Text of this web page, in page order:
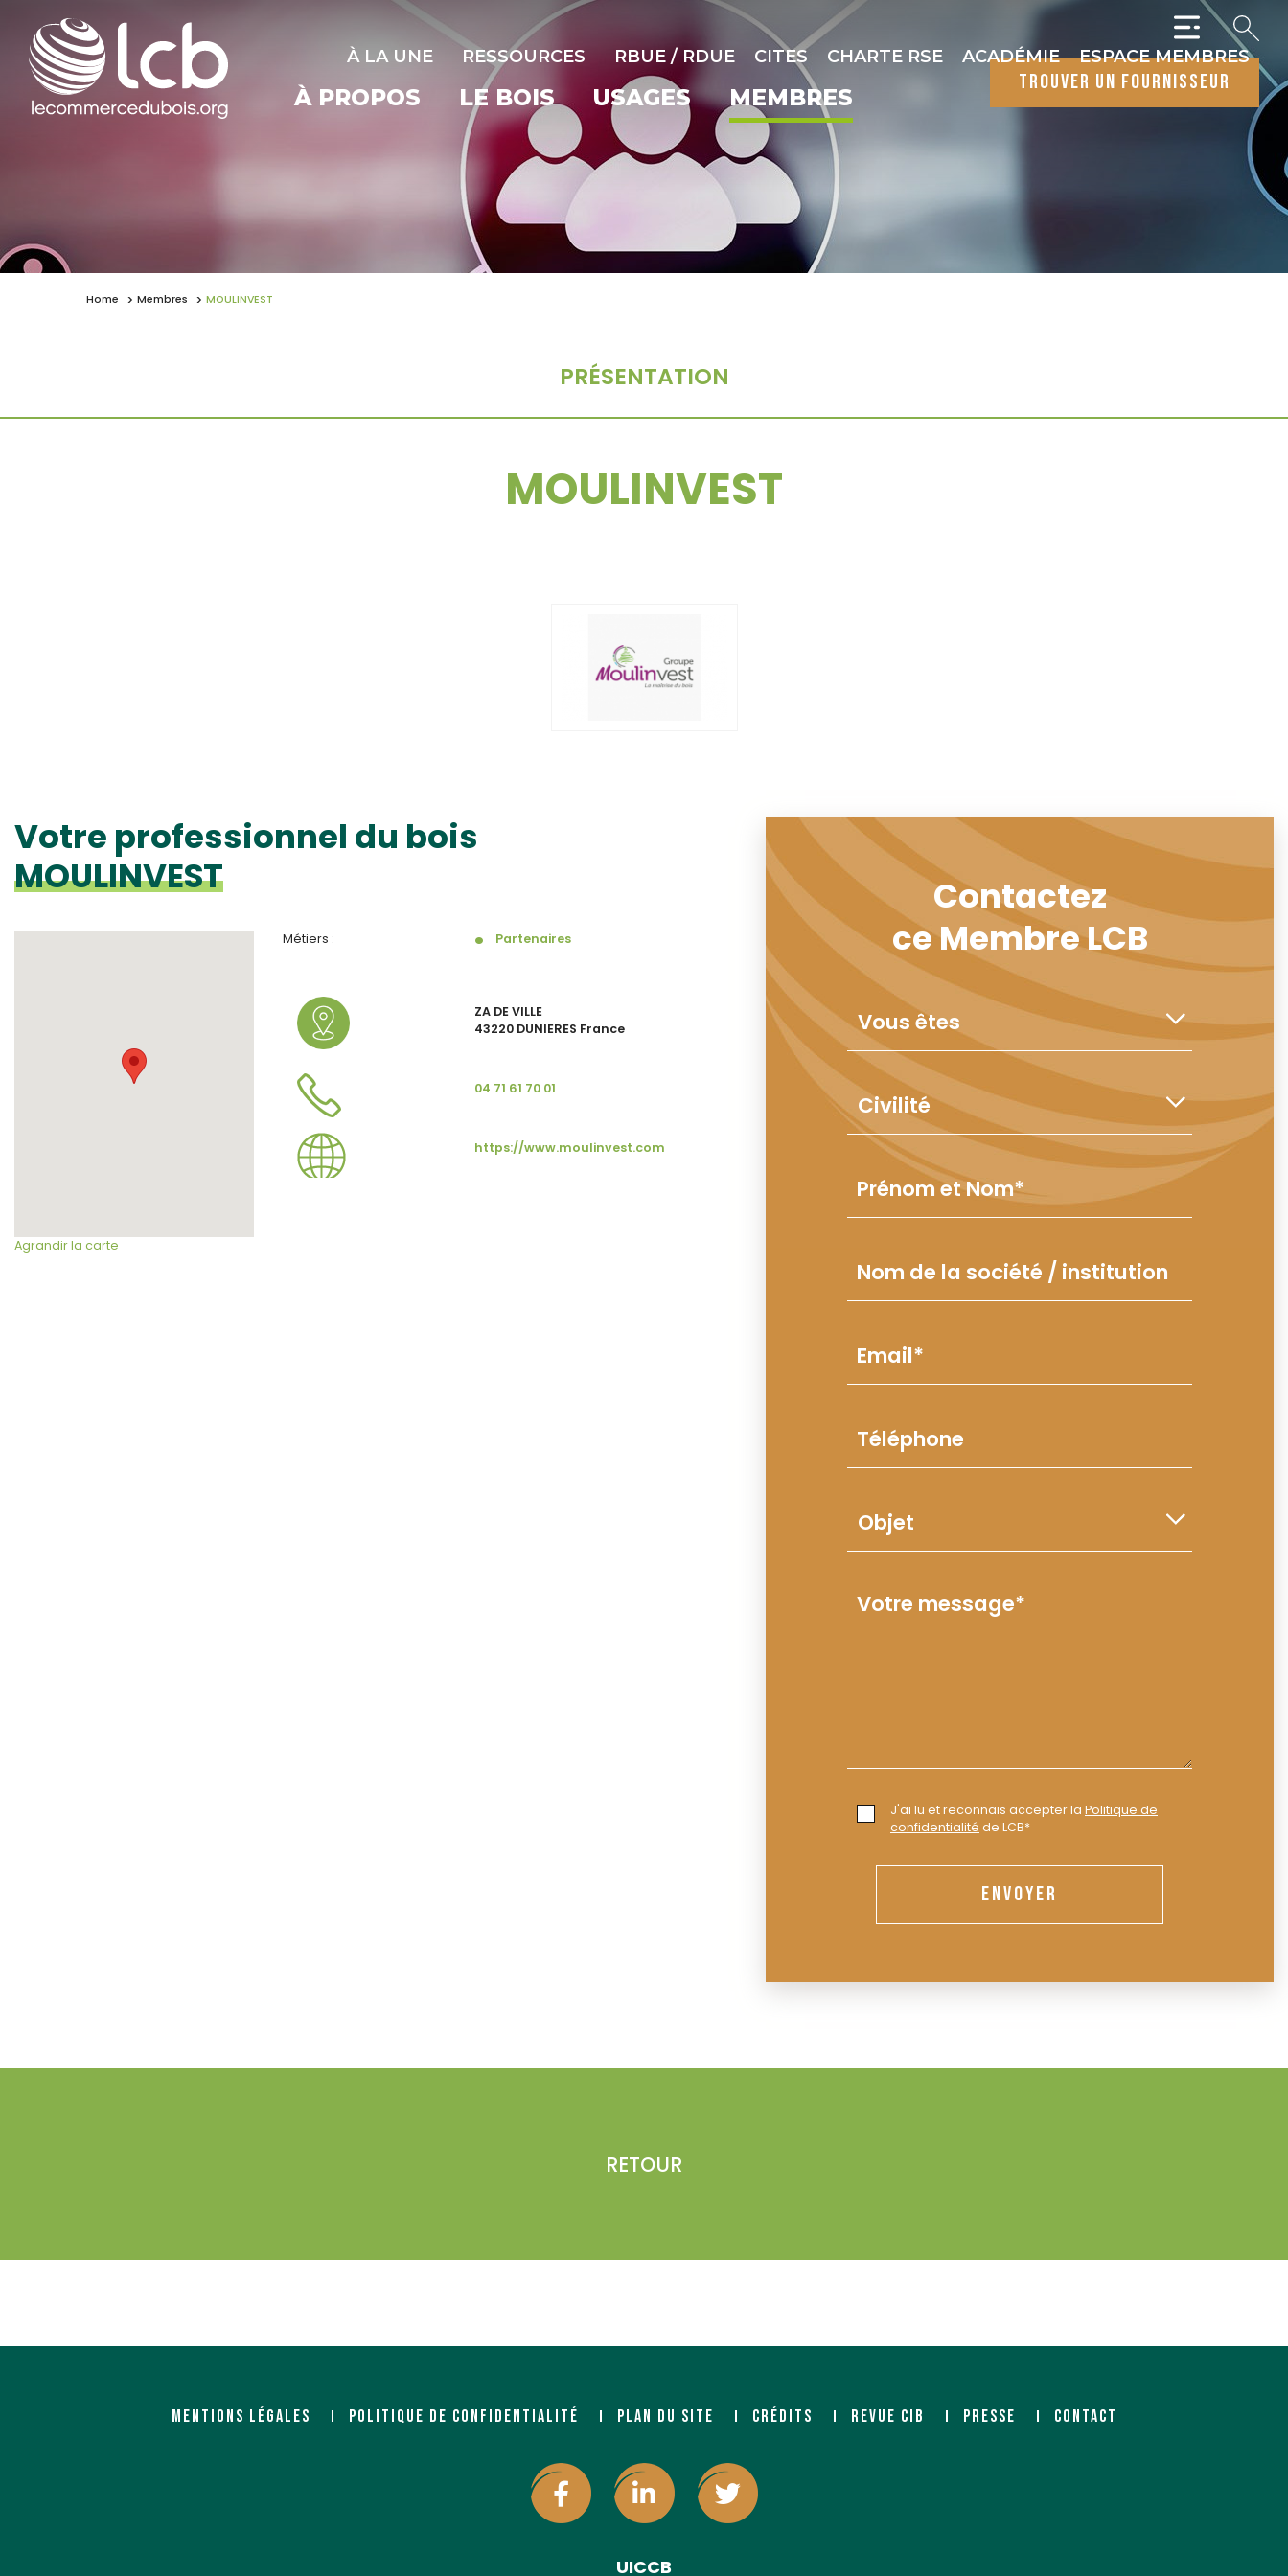
À LA UNE RESSOURCES RBUE / RDUE CITES CHARTE RSE ACADÉMIE ESPACE MEMBRES
À PROPOS LE BOIS USAGES MEMBRES
trouver un fournisseur
Home Membres MOULINVEST
PRÉSENTATION
MOULINVEST
Votre professionnel du bois
MOULINVEST
Agrandir la carte
Métiers : Partenaires
ZA DE VILLE
43220 DUNIERES France
04 71 61 70 01
https://www.moulinvest.com
Contactez
ce Membre LCB
J'ai lu et reconnais accepter la Politique de
confidentialité de LCB*
ENVOYER
RETOUR
MENTIONS LÉGALES POLITIQUE DE CONFIDENTIALITÉ PLAN DU SITE CRÉDITS REVUE CIB PRESSE CONTACT
UICCB